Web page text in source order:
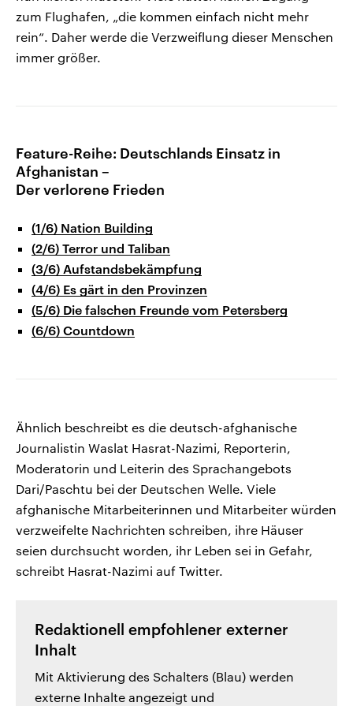
zum Flughafen, „die kommen einfach nicht mehr
rein“. Daher werde die Verzweiflung dieser Menschen
immer größer.
Feature-Reihe: Deutschlands Einsatz in
Afghanistan –
Der verlorene Frieden
(1/6) Nation Building
(2/6) Terror und Taliban
(3/6) Aufstandsbekämpfung
(4/6) Es gärt in den Provinzen
(5/6) Die falschen Freunde vom Petersberg
(6/6) Countdown
Ähnlich beschreibt es die deutsch-afghanische
Journalistin Waslat Hasrat-Nazimi, Reporterin,
Moderatorin und Leiterin des Sprachangebots
Dari/Paschtu bei der Deutschen Welle. Viele
afghanische Mitarbeiterinnen und Mitarbeiter würden
verzweifelte Nachrichten schreiben, ihre Häuser
seien durchsucht worden, ihr Leben sei in Gefahr,
schreibt Hasrat-Nazimi auf Twitter.
Redaktionell empfohlener externer
Inhalt
Mit Aktivierung des Schalters (Blau) werden
externe Inhalte angezeigt und